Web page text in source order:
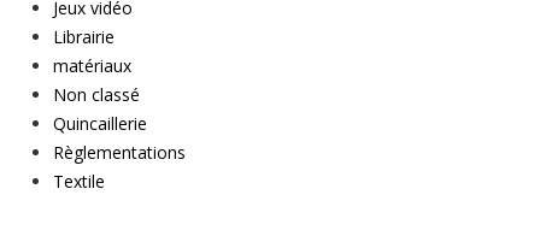
Jeux vidéo
Librairie
matériaux
Non classé
Quincaillerie
Règlementations
Textile